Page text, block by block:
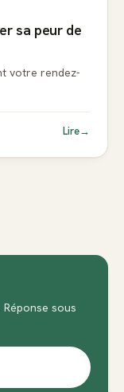
sa peur de
votre rendez-
Lire→
Réponse sous